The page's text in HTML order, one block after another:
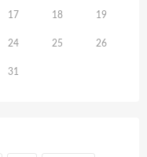
17 18 19
24 25 26
31